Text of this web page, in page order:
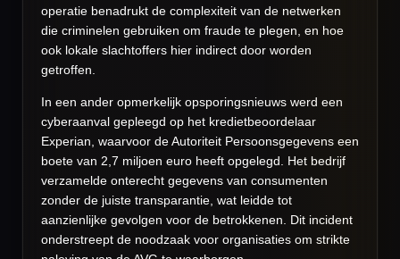
operatie benadrukt de complexiteit van de netwerken
die criminelen gebruiken om fraude te plegen, en hoe
ook lokale slachtoffers hier indirect door worden
getroffen.
In een ander opmerkelijk opsporingsnieuws werd een
cyberaanval gepleegd op het kredietbeoordelaar
Experian, waarvoor de Autoriteit Persoonsgegevens een
boete van 2,7 miljoen euro heeft opgelegd. Het bedrijf
verzamelde onterecht gegevens van consumenten
zonder de juiste transparantie, wat leidde tot
aanzienlijke gevolgen voor de betrokkenen. Dit incident
onderstreept de noodzaak voor organisaties om strikte